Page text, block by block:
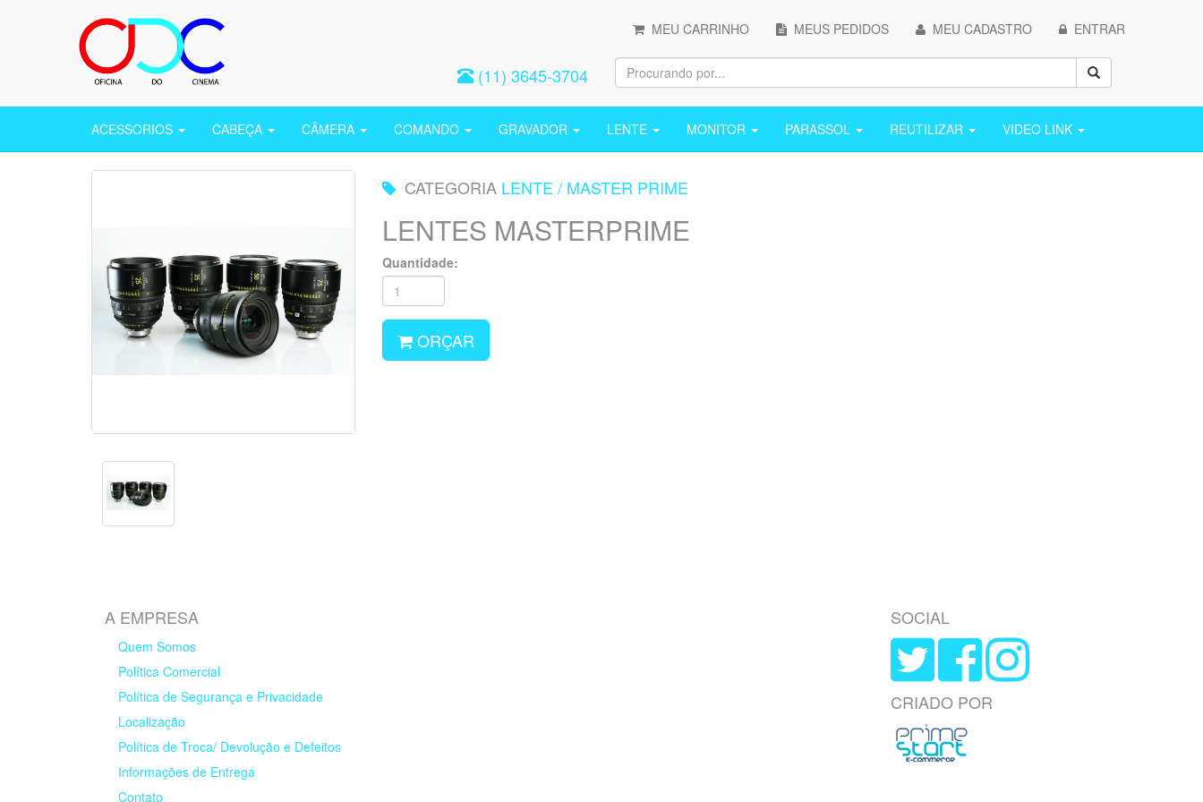
MEU CARRINHO MEUS PEDIDOS MEU CADASTRO ENTRAR
(11) 3645-3704
ACESSORIOS CABEÇA CÂMERA COMANDO GRAVADOR LENTE MONITOR PARASSOL REUTILIZAR VIDEO LINK
CATEGORIA LENTE / MASTER PRIME
LENTES MASTERPRIME
Quantidade:
ORÇAR
A EMPRESA
Quem Somos
Política Comercial
Política de Segurança e Privacidade
Localização
Política de Troca/ Devolução e Defeitos
Informações de Entrega
Contato
SOCIAL
CRIADO POR